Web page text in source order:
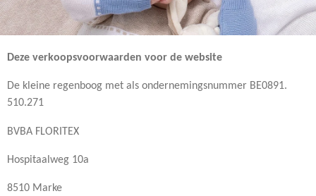
Deze verkoopsvoorwaarden voor de website
De kleine regenboog met als ondernemingsnummer BE0891.
510.271
BVBA FLORITEX
Hospitaalweg 10a
8510 Marke